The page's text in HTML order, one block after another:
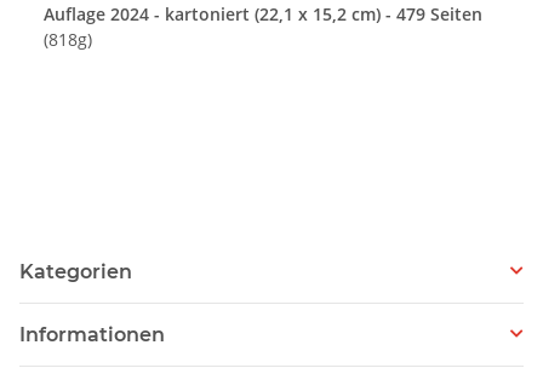
Auflage 2024 - kartoniert (22,1 x 15,2 cm) - 479 Seiten
(818g)
Kategorien
Informationen